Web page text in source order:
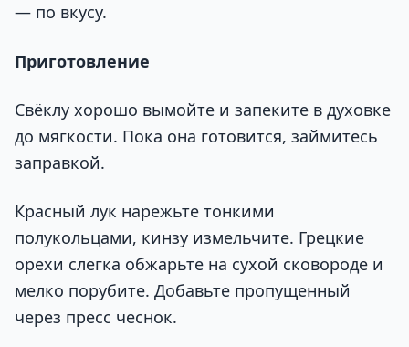
— по вкусу.
Приготовление
Свёклу хорошо вымойте и запеките в духовке
до мягкости. Пока она готовится, займитесь
заправкой.
Красный лук нарежьте тонкими
полукольцами, кинзу измельчите. Грецкие
орехи слегка обжарьте на сухой сковороде и
мелко порубите. Добавьте пропущенный
через пресс чеснок.